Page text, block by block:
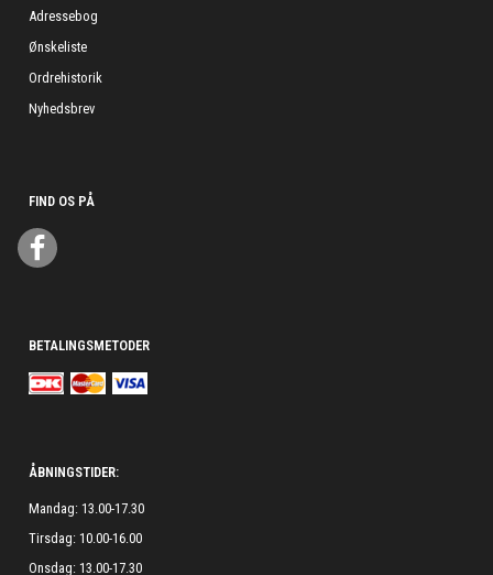
Adressebog
Ønskeliste
Ordrehistorik
Nyhedsbrev
FIND OS PÅ
BETALINGSMETODER
ÅBNINGSTIDER:
Mandag: 13.00-17.30
Tirsdag: 10.00-16.00
Onsdag: 13.00-17.30